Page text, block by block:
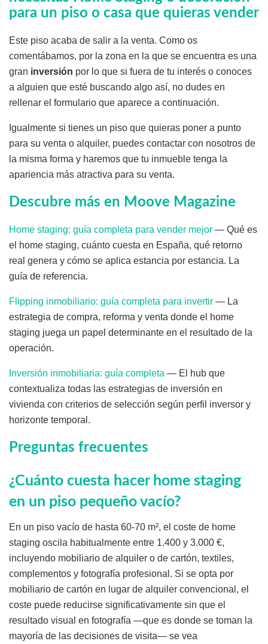
para un piso o casa que quieras vender
Este piso acaba de salir a la venta. Como os
comentábamos, por la zona en la que se encuentra es una
gran inversión por lo que si fuera de tu interés o conoces
a alguien que esté buscando algo así, no dudes en
rellenar el formulario que aparece a continuación.
Igualmente si tienes un piso que quieras poner a punto
para su venta o alquiler, puedes contactar con nosotros de
la misma forma y haremos que tu inmueble tenga la
apariencia más atractiva para su venta.
Descubre más en Moove Magazine
Home staging: guía completa para vender mejor — Qué es
el home staging, cuánto cuesta en España, qué retorno
real genera y cómo se aplica estancia por estancia. La
guía de referencia.
Flipping inmobiliario: guía completa para invertir — La
estrategia de compra, reforma y venta donde el home
staging juega un papel determinante en el resultado de la
operación.
Inversión inmobiliaria: guía completa — El hub que
contextualiza todas las estrategias de inversión en
vivienda con criterios de selección según perfil inversor y
horizonte temporal.
Preguntas frecuentes
¿Cuánto cuesta hacer home staging
en un piso pequeño vacío?
En un piso vacío de hasta 60-70 m², el coste de home
staging oscila habitualmente entre 1.400 y 3.000 €,
incluyendo mobiliario de alquiler o de cartón, textiles,
complementos y fotografía profesional. Si se opta por
mobiliario de cartón en lugar de alquiler convencional, el
coste puede reducirse significativamente sin que el
resultado visual en fotografía —que es donde se toman la
mayoría de las decisiones de visita— se vea